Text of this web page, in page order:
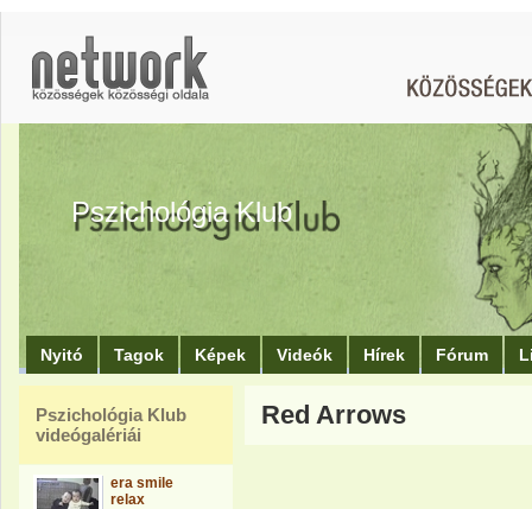
Pszichológia Klub
Nyitó Tagok Képek Videók Hírek Fórum
Pszichológia Klub
videógalériái
era smile
relax
Red Arrows